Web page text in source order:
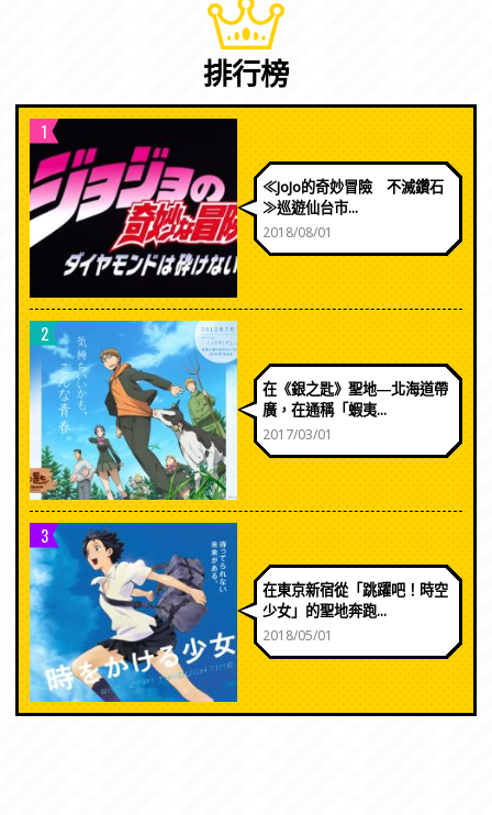
排行榜
1
≪JoJo的奇妙冒險 不滅鑽石
≫巡遊仙台市...
2018/08/01
2
在《銀之匙》聖地―北海道帶
廣，在通稱「蝦夷...
2017/03/01
3
在東京新宿從「跳躍吧！時空
少女」的聖地奔跑...
2018/05/01